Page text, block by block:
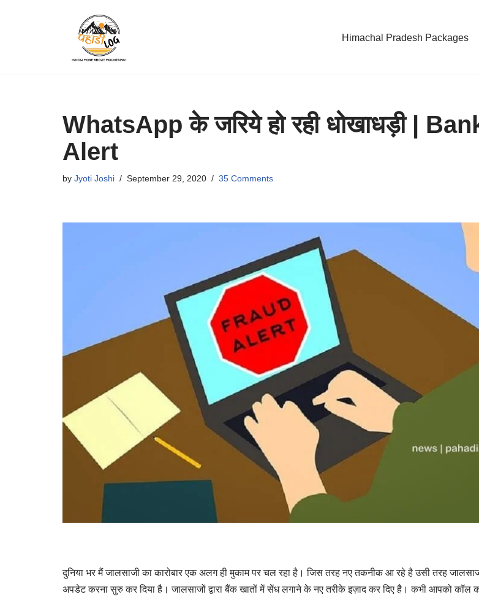
Himachal Pradesh Packages
WhatsApp के जरिये हो रही धोखाधड़ी |
Alert
by Jyoti Joshi September 29, 2020 35 Comments
दुनिया भर मैं जालसाजी का कारोबार एक अलग ही मुकाम पर चल रहा है। जिस तरह नए तकनीक आ रहे है उसी तरह
अपडेट करना सुरु कर दिया है। जालसाजों द्वारा बैंक खातों में सेंध लगाने के नए तरीके इज़ाद कर दिए है। कभी आपको कॉल